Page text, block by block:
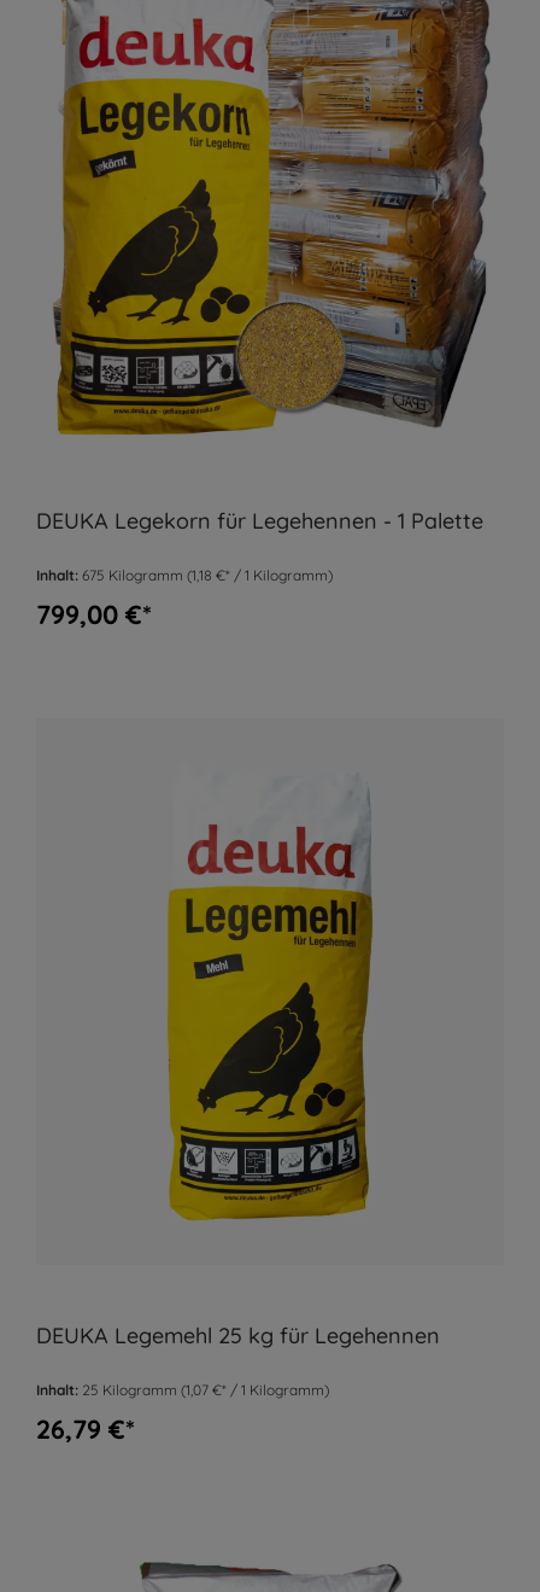
DEUKA Legekorn für Legehennen - 1 Palette
Inhalt: 675 Kilogramm (1,18 €* / 1 Kilogramm)
799,00 €*
DEUKA Legemehl 25 kg für Legehennen
Inhalt: 25 Kilogramm (1,07 €* / 1 Kilogramm)
26,79 €*